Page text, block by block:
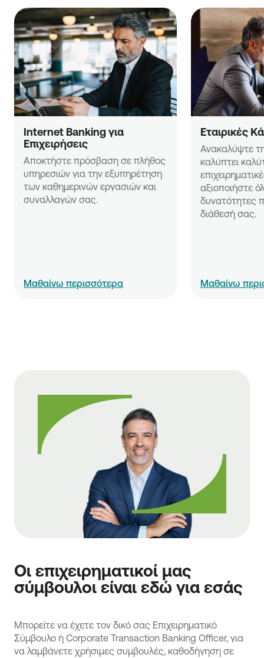
Internet Banking για
Επιχειρήσεις
Αποκτήστε πρόσβαση σε πλήθος
υπηρεσιών για την εξυπηρέτηση
των καθημερινών εργασιών και
συναλλαγών σας.
Μαθαίνω περισσότερα
Εταιρικές
Ανακαλύψτε
καλύπτει
αξιοποιήστε
δυνατότητες
διάθεσή σας.
Μαθαίνω
Οι επιχειρηματικοί μας
σύμβουλοι είναι εδώ για εσάς
Μπορείτε να έχετε τον δικό σας Eπιχειρηματικό
Σύμβουλο ή Corporate Transaction Banking Officer, για
να λαμβάνετε χρήσιμες συμβουλές, καθοδήγηση σε